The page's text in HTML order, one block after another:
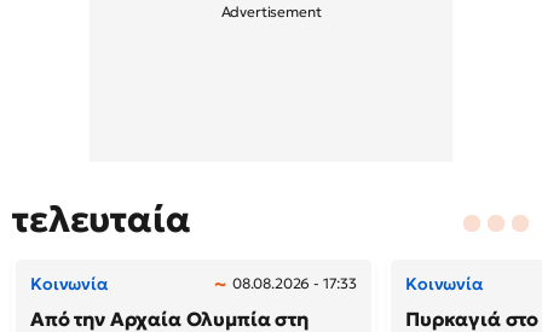
τελευταία
Κοινωνία 08.08.2026 - 17:33
Από την Αρχαία Ολυμπία στη
Κοινωνία
Πυρκαγιά